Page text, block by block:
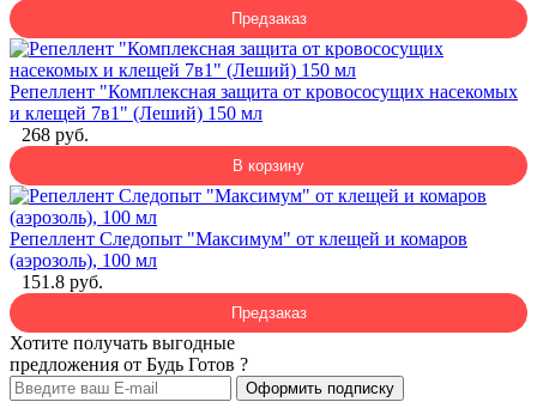
Предзаказ
Репеллент "Комплексная защита от кровососущих насекомых
и клещей 7в1" (Леший) 150 мл
268 руб.
В корзину
Репеллент Следопыт "Максимум" от клещей и комаров
(аэрозоль), 100 мл
151.8 руб.
Предзаказ
Хотите получать выгодные
предложения от Будь Готов ?
Оформить подписку